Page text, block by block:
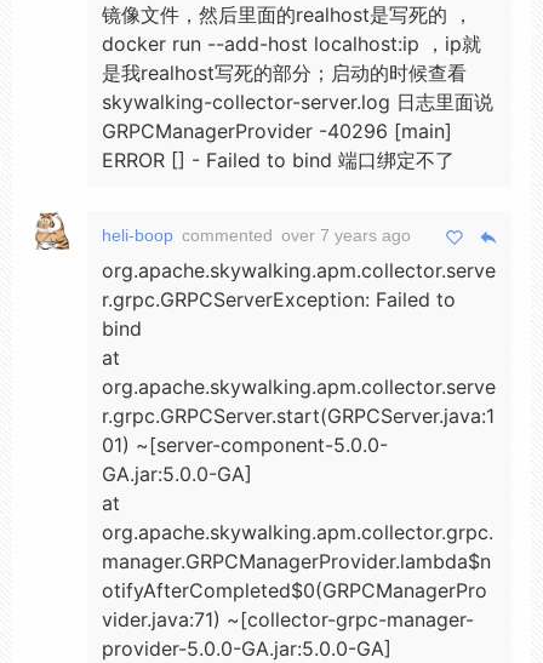
镜像文件，然后里面的realhost是写死的 ，
docker run --add-host localhost:ip ，ip就
是我realhost写死的部分；启动的时候查看
skywalking-collector-server.log 日志里面说
GRPCManagerProvider -40296 [main]
ERROR [] - Failed to bind 端口绑定不了
heli-boop commented over 7 years ago
org.apache.skywalking.apm.collector.serve
r.grpc.GRPCServerException: Failed to
bind
at
org.apache.skywalking.apm.collector.serve
r.grpc.GRPCServer.start(GRPCServer.java:1
01) ~[server-component-5.0.0-
GA.jar:5.0.0-GA]
at
org.apache.skywalking.apm.collector.grpc.
manager.GRPCManagerProvider.lambda$n
otifyAfterCompleted$0(GRPCManagerPro
vider.java:71) ~[collector-grpc-manager-
provider-5.0.0-GA.jar:5.0.0-GA]